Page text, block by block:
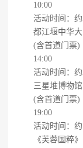
10:00
活动时间：
都江堰中华
(含首道门票)
14:00
活动时间：
三星堆博物馆
(含首道门票)
19:00
活动时间：
《芙蓉国粹